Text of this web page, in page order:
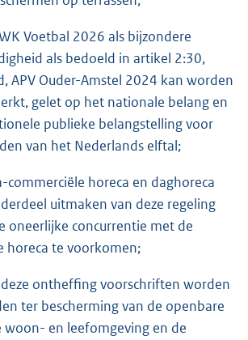
Voetbal 2026 als bijzondere
als bedoeld in artikel 2:30,
APV Ouder-Amstel 2024 kan worden
gelet op het nationale belang en
publieke belangstelling voor
van het Nederlands elftal;
commerciële horeca en daghoreca
uitmaken van deze regeling
oneerlijke concurrentie met de
horeca te voorkomen;
ontheffing voorschriften worden
ter bescherming van de openbare
woon- en leefomgeving en de